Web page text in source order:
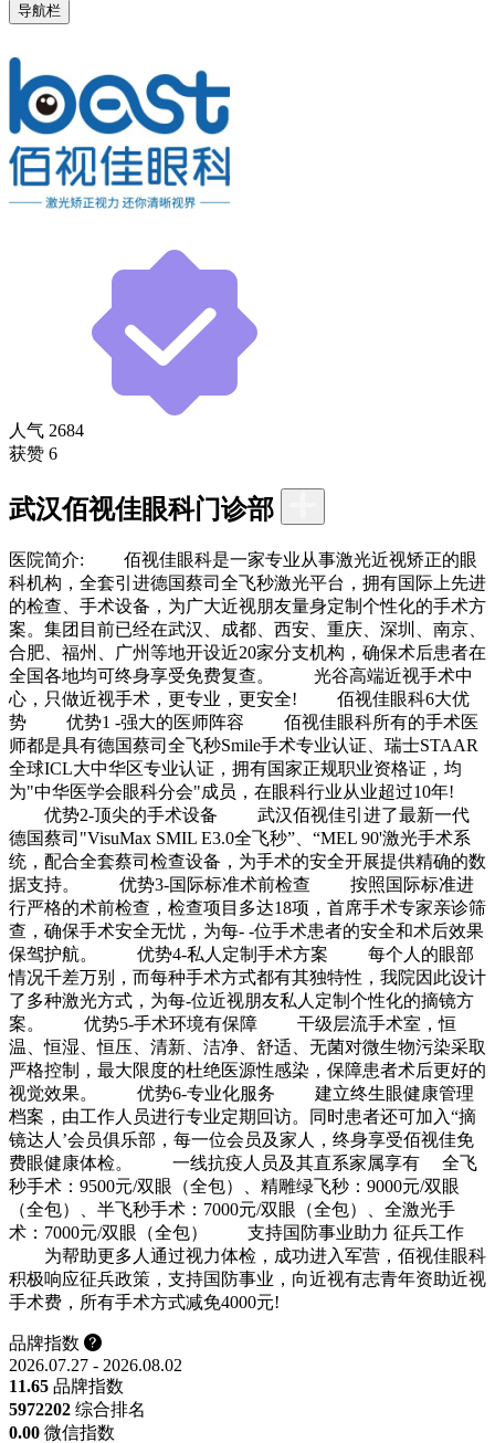
导航栏
人气 2684
获赞 6
武汉佰视佳眼科门诊部
医院简介: 佰视佳眼科是一家专业从事激光近视矫正的眼
科机构，全套引进德国蔡司全飞秒激光平台，拥有国际上先进
的检查、手术设备，为广大近视朋友量身定制个性化的手术方
案。集团目前已经在武汉、成都、西安、重庆、深圳、南京、
合肥、福州、广州等地开设近20家分支机构，确保术后患者在
全国各地均可终身享受免费复查。 光谷高端近视手术中
心，只做近视手术，更专业，更安全! 佰视佳眼科6大优
势 优势1 -强大的医师阵容 佰视佳眼科所有的手术医
师都是具有德国蔡司全飞秒Smile手术专业认证、瑞士STAAR
全球ICL大中华区专业认证，拥有国家正规职业资格证，均
为"中华医学会眼科分会"成员，在眼科行业从业超过10年!
优势2-顶尖的手术设备 武汉佰视佳引进了最新一代
德国蔡司"VisuMax SMIL E3.0全飞秒”、“MEL 90'激光手术系
统，配合全套蔡司检查设备，为手术的安全开展提供精确的数
据支持。 优势3-国际标准术前检查 按照国际标准进
行严格的术前检查，检查项目多达18项，首席手术专家亲诊筛
查，确保手术安全无忧，为每- -位手术患者的安全和术后效果
保驾护航。 优势4-私人定制手术方案 每个人的眼部
情况千差万别，而每种手术方式都有其独特性，我院因此设计
了多种激光方式，为每-位近视朋友私人定制个性化的摘镜方
案。 优势5-手术环境有保障 干级层流手术室，恒
温、恒湿、恒压、清新、洁净、舒适、无菌对微生物污染采取
严格控制，最大限度的杜绝医源性感染，保障患者术后更好的
视觉效果。 优势6-专业化服务 建立终生眼健康管理
档案，由工作人员进行专业定期回访。同时患者还可加入“摘
镜达人’会员俱乐部，每一位会员及家人，终身享受佰视佳免
费眼健康体检。 一线抗疫人员及其直系家属享有 全飞
秒手术：9500元/双眼（全包）、精雕绿飞秒：9000元/双眼
（全包）、半飞秒手术：7000元/双眼（全包）、全激光手
术：7000元/双眼（全包） 支持国防事业助力 征兵工作
为帮助更多人通过视力体检，成功进入军营，佰视佳眼科
积极响应征兵政策，支持国防事业，向近视有志青年资助近视
手术费，所有手术方式减免4000元!
品牌指数
2026.07.27 - 2026.08.02
11.65 品牌指数
5972202 综合排名
0.00 微信指数